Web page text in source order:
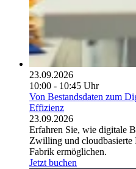
23.09.2026
10:00 - 10:45 Uhr
Von Bestandsdaten zum
Effizienz
23.09.2026
Erfahren Sie, wie digitale
Zwilling und cloudbasierte
Fabrik ermöglichen.
Jetzt buchen